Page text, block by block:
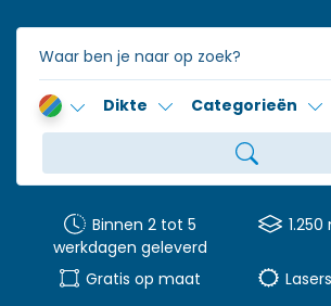
Trespa® / HPL
Alupanel / Dibond®
Accessoires
Dikte Categorieën
Binnen 2 tot 5
werkdagen geleverd
Gratis op maat